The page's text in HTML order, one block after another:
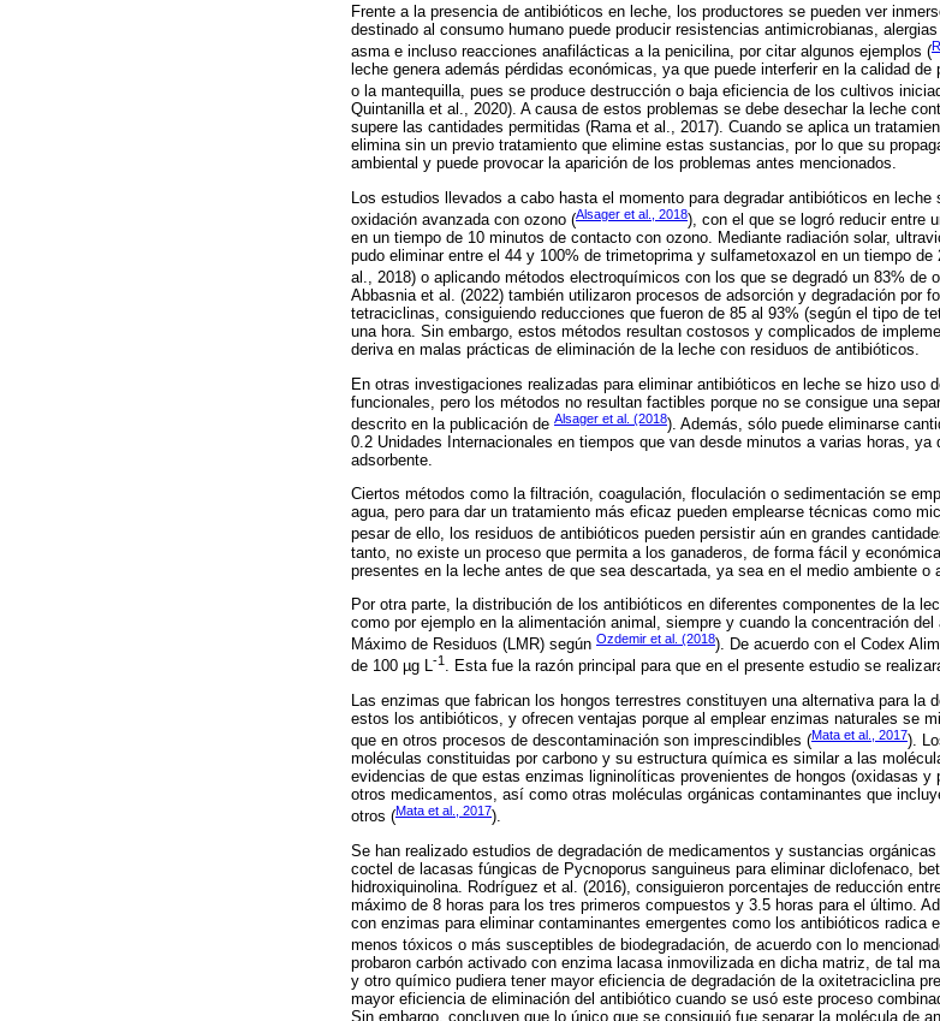
Frente a la presencia de antibióticos en leche, los productores se pueden ver
destinado al consumo humano puede producir resistencias antimicrobianas,
asma e incluso reacciones anafilácticas a la penicilina, por citar algunos ejemplos (
leche genera además pérdidas económicas, ya que puede interferir en la calidad
o la mantequilla, pues se produce destrucción o baja eficiencia de los cultivos
Quintanilla et al., 2020). A causa de estos problemas se debe desechar la leche
supere las cantidades permitidas (Rama et al., 2017). Cuando se aplica un
elimina sin un previo tratamiento que elimine estas sustancias, por lo que su
ambiental y puede provocar la aparición de los problemas antes mencionados.
Los estudios llevados a cabo hasta el momento para degradar antibióticos en
oxidación avanzada con ozono (Alsager et al., 2018), con el que se logró reducir entre
en un tiempo de 10 minutos de contacto con ozono. Mediante radiación solar,
pudo eliminar entre el 44 y 100% de trimetoprima y sulfametoxazol en un tiempo
al., 2018) o aplicando métodos electroquímicos con los que se degradó un 83% de
Abbasnia et al. (2022) también utilizaron procesos de adsorción y degradación por
tetraciclinas, consiguiendo reducciones que fueron de 85 al 93% (según el tipo de
una hora. Sin embargo, estos métodos resultan costosos y complicados de
deriva en malas prácticas de eliminación de la leche con residuos de antibióticos.
En otras investigaciones realizadas para eliminar antibióticos en leche se hizo uso
funcionales, pero los métodos no resultan factibles porque no se consigue una
descrito en la publicación de Alsager et al. (2018). Además, sólo puede eliminarse
0.2 Unidades Internacionales en tiempos que van desde minutos a varias horas, ya
adsorbente.
Ciertos métodos como la filtración, coagulación, floculación o sedimentación se
agua, pero para dar un tratamiento más eficaz pueden emplearse técnicas como
pesar de ello, los residuos de antibióticos pueden persistir aún en grandes
tanto, no existe un proceso que permita a los ganaderos, de forma fácil y
presentes en la leche antes de que sea descartada, ya sea en el medio ambiente o
Por otra parte, la distribución de los antibióticos en diferentes componentes de la
como por ejemplo en la alimentación animal, siempre y cuando la concentración
Máximo de Residuos (LMR) según Ozdemir et al. (2018). De acuerdo con el Codex
de 100 µg L-1 . Esta fue la razón principal para que en el presente estudio se
Las enzimas que fabrican los hongos terrestres constituyen una alternativa para la
estos los antibióticos, y ofrecen ventajas porque al emplear enzimas naturales se
que en otros procesos de descontaminación son imprescindibles (Mata et al., 2017).
moléculas constituidas por carbono y su estructura química es similar a las
evidencias de que estas enzimas ligninolíticas provenientes de hongos (oxidasas y
otros medicamentos, así como otras moléculas orgánicas contaminantes que
otros (Mata et al., 2017).
Se han realizado estudios de degradación de medicamentos y sustancias
coctel de lacasas fúngicas de Pycnoporus sanguineus para eliminar diclofenaco,
hidroxiquinolina. Rodríguez et al. (2016), consiguieron porcentajes de reducción
máximo de 8 horas para los tres primeros compuestos y 3.5 horas para el último.
con enzimas para eliminar contaminantes emergentes como los antibióticos radica
menos tóxicos o más susceptibles de biodegradación, de acuerdo con lo
probaron carbón activado con enzima lacasa inmovilizada en dicha matriz, de tal
y otro químico pudiera tener mayor eficiencia de degradación de la oxitetraciclina
mayor eficiencia de eliminación del antibiótico cuando se usó este proceso
Sin embargo, concluyen que lo único que se consiguió fue separar la molécula de